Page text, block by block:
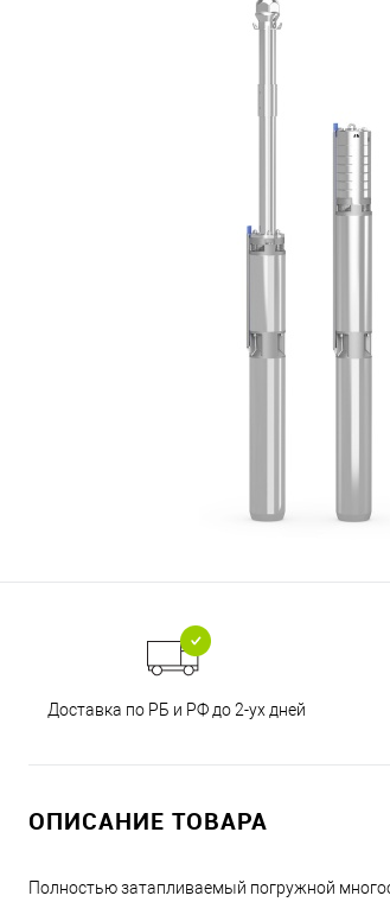
Доставка по РБ и РФ до 2-ух дней
ОПИСАНИЕ ТОВАРА
Полностью затапливаемый погружной